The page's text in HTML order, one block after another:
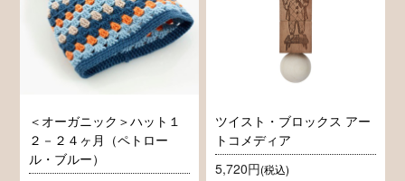
＜オーガニック＞ハット１
２－２４ヶ月（ペトロー
ル・ブルー）
ツイスト・ブロックス アー
トコメディア
5,720円(税込)